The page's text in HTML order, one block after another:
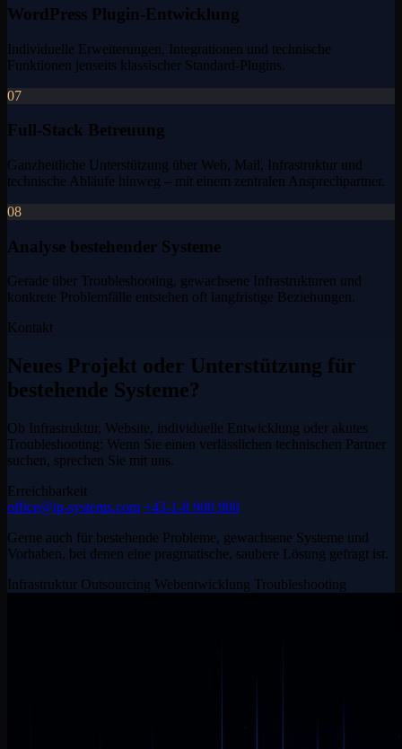
WordPress Plugin-Entwicklung
Individuelle Erweiterungen, Integrationen und technische
Funktionen jenseits klassischer Standard-Plugins.
07
Full-Stack Betreuung
Ganzheitliche Unterstützung über Web, Mail, Infrastruktur und
technische Abläufe hinweg – mit einem zentralen Ansprechpartner.
08
Analyse bestehender Systeme
Gerade über Troubleshooting, gewachsene Infrastrukturen und
konkrete Problemfälle entstehen oft langfristige Beziehungen.
Kontakt
Neues Projekt oder Unterstützung für
bestehende Systeme?
Ob Infrastruktur, Website, individuelle Entwicklung oder akutes
Troubleshooting: Wenn Sie einen verlässlichen technischen Partner
suchen, sprechen Sie mit uns.
Erreichbarkeit
office@ip-systems.com +43-1-8 900 900
Gerne auch für bestehende Probleme, gewachsene Systeme und
Vorhaben, bei denen eine pragmatische, saubere Lösung gefragt ist.
Infrastruktur Outsourcing Webentwicklung Troubleshooting